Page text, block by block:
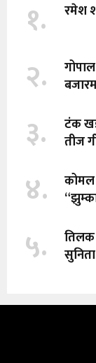
१. रमेश
२.
३.
टंक
तीज
४.
५.
तिलक